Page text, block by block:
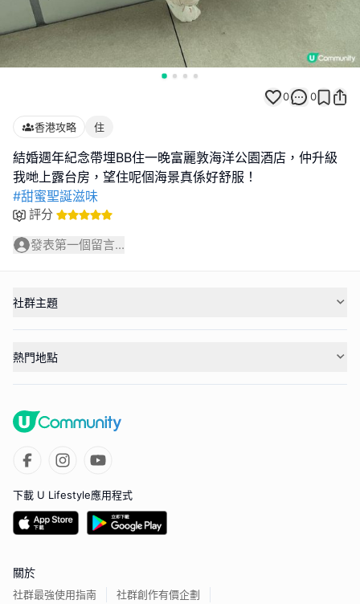
0 0
香港攻略 住
結婚週年紀念帶埋BB住一晚富麗敦海洋公園酒店，仲升級
#甜蜜聖誕滋味
評分
發表第一個留言...
社群主題
熱門地點
下載 U Lifestyle應用程式
關於
社群最強使用指南 社群創作有價企劃